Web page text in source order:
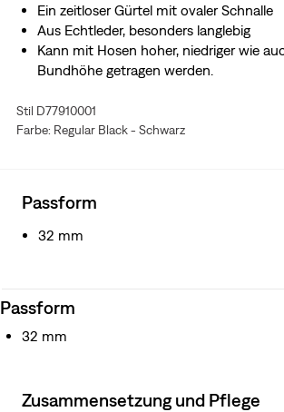
Ein zeitloser Gürtel mit ovaler Schnalle
Aus Echtleder, besonders langlebig
Kann mit Hosen hoher, niedriger wie
Bundhöhe getragen werden.
Stil D77910001
Farbe: Regular Black - Schwarz
Passform
32 mm
Passform
32 mm
Zusammensetzung und Pflege